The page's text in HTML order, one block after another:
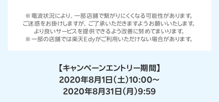
※電波状況により、一部店舗で繋がりにくくなる可能性があります。
ご迷惑をお掛けしますが、ご了承いただきますようお願いいたします。
より良いサービスを提供できるよう改善に努めてまいります。
※一部の店舗では楽天Edyがご利用いただけない場合があります。
【キャンペーンエントリー期間】
2020年8月1日（土）10:00～
2020年8月31日（月）9:59